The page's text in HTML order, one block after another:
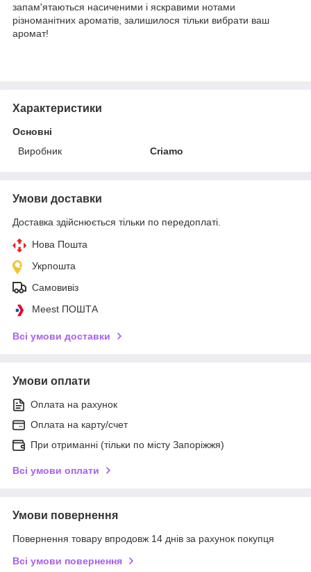
запам'ятаються насиченими і яскравими нотами
різноманітних ароматів, залишилося тільки вибрати ваш
аромат!
Характеристики
Основні
Виробник
Criamo
Умови доставки
Доставка здійснюється тільки по передоплаті.
Нова Пошта
Укрпошта
Самовивіз
Meest ПОШТА
Всі умови доставки
Умови оплати
Оплата на рахунок
Оплата на карту/счет
При отриманні (тільки по місту Запоріжжя)
Всі умови оплати
Умови повернення
Повернення товару впродовж 14 днів за рахунок покупця
Всі умови повернення